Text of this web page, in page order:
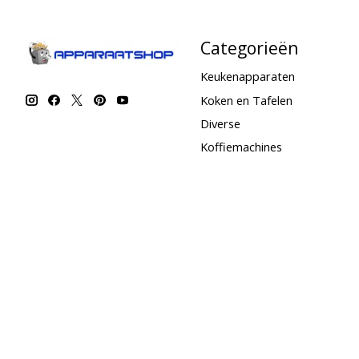
Categorieën
Keukenapparaten
Koken en Tafelen
Diverse
Koffiemachines